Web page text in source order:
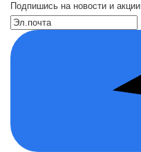
Подпишись на новости и акции